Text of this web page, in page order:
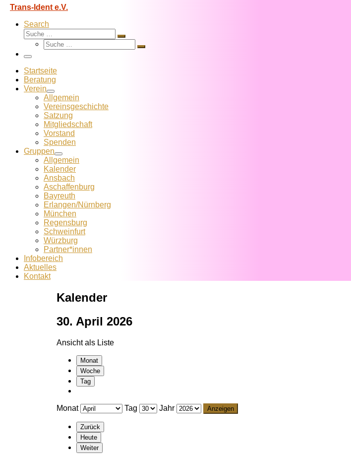
Trans-Ident e.V.
Search
Suche
Suche
Suche
Suche
Menü
Startseite
Beratung
Verein
Allgemein
Vereins­geschichte
Satzung
Mitglied­schaft
Vorstand
Spenden
Gruppen
Allgemein
Kalender
Ansbach
Aschaffenburg
Bayreuth
Erlangen/Nürnberg
München
Regensburg
Schweinfurt
Würzburg
Partner*innen
Infobereich
Aktuelles
Kontakt
Kalender
30. April 2026
Ansicht als Liste
Monat
Woche
Tag
Monat Tag Jahr
Zurück
Heute
Weiter